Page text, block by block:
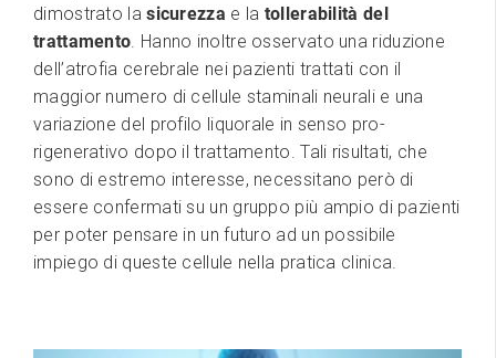
dimostrato lasicurezza e la tollerabilità del
trattamento . Hanno inoltre osservato una riduzione
dell’atrofia cerebrale nei pazienti trattati con il
maggior numero di cellule staminali neurali e una
variazione del profilo liquorale in senso pro-
rigenerativo dopo il trattamento. Tali risultati, che
sono di estremo interesse, necessitano però di
essere confermati su un gruppo più ampio di pazienti
per poter pensare in un futuro ad un possibile
impiego di queste cellule nella pratica clinica.